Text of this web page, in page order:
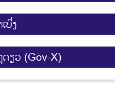
ບີ່ງ
ດຽວ (Gov-X)